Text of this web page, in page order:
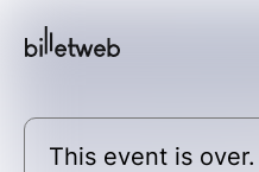
This event is over.